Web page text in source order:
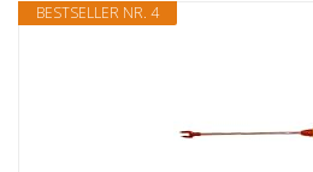
BESTSELLER NR. 4